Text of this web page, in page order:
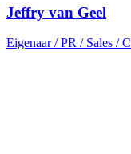
Jeffry van Geel
Eigenaar / PR / Sales /